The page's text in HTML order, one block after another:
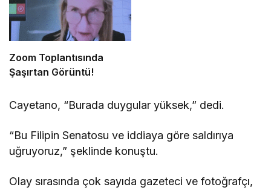
Zoom Toplantısında
Şaşırtan Görüntü!
Cayetano, “Burada duygular yüksek,” dedi.
“Bu Filipin Senatosu ve iddiaya göre saldırıya
uğruyoruz,” şeklinde konuştu.
Olay sırasında çok sayıda gazeteci ve fotoğrafçı,